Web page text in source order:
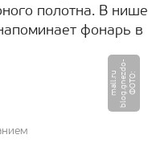
полотна. В нише
фонарь в
Ф
О
Т
О
:
b
l
o
g.
g
n
e
z
d
o
-m
a
l
l.
r
u